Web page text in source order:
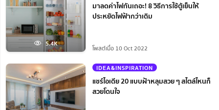
5.4K
มาลดค่าไฟกันเถอะ! 8 วิธีการใช้ตู้เย็นให้
ประหยัดไฟฟ้ากว่าเดิม
โพสต์เมื่อ 10 Oct 2022
IDEA&INSPIRATION
แชร์ไอเดีย 20 แบบฝ้าหลุมสวย ๆ สไตล์ไหนก็
สวยโดนใจ